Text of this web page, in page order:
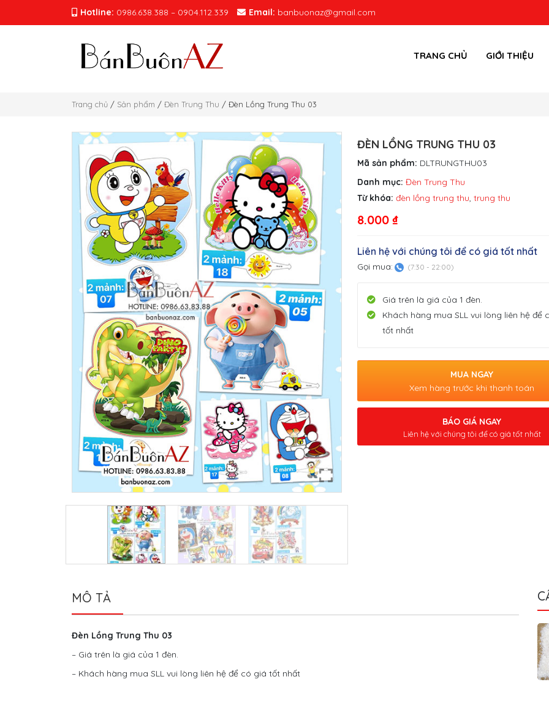
Hotline: 0986.638.388 – 0904.112.339 Email: banbuonaz@gmail.com
TRANG CHỦ GIỚI THIỆU
Trang chủ / Sản phẩm / Đèn Trung Thu / Đèn Lồng Trung Thu 03
ĐÈN LỒNG TRUNG THU 03
Mã sản phẩm: DLTRUNGTHU03
Danh mục: Đèn Trung Thu
Từ khóa: đèn lồng trung thu,trung thu
8.000 ₫
Liên hệ với chúng tôi để có giá tốt nhất
Gọi mua: (7:30 - 22:00)
Giá trên là giá của 1 đèn.
Khách hàng mua SLL vui lòng liên hệ để
tốt nhất
MUA NGAY
Xem hàng trước khi thanh toán
BÁO GIÁ NGAY
Liên hệ với chúng tôi để có giá tốt nhất
MÔ TẢ
Đèn Lồng Trung Thu 03
– Giá trên là giá của 1 đèn.
– Khách hàng mua SLL vui lòng liên hệ để có giá tốt nhất